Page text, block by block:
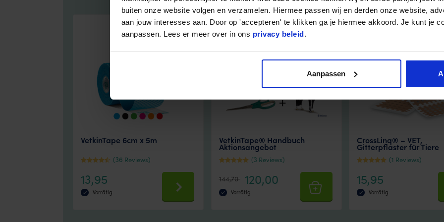
buiten onze website volgen en verzamelen. Hiermee passen wij en derden onze website,
aan jouw interesses aan. Door op 'accepteren' te klikken ga je hiermee akkoord. Je kunt je
aanpassen. Lees er meer over in ons privacy beleid.
Aanpassen
VetkinTape 6cm x 5m
mit
4.1666666
666667
(36 Reviews)
13,95
Vorrätig
-17%
VetkinTape® Handbuch
Aktionsangebot
5
von 5
(3 Reviews)
144,70 120,00
Vorrätig
CrossLinq® – VET,
Gitterpflaster für Tiere
5
von 5
(1 Reviews)
15,95
Vorrätig